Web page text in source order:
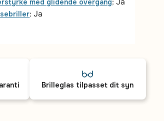
med glidende overgang
: Ja
Brilleglas tilpasset dit syn